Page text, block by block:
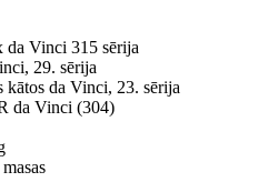
Vinci 315 sērija
29. sērija
kātos da Vinci, 23. sērija
da Vinci (304)